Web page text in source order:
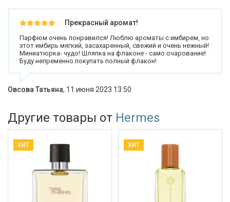
Прекрасный аромат!
Парфюм очень понравился! Люблю ароматы с имбирем, но
этот имбирь мягкий, засахаренный, свежий и очень нежный!
Миниатюрка- чудо! Шляпка на флаконе - само очарование!
Буду непременно покупать полный флакон!
Овсова Татьяна, 11 июня 2023 13:50
Другие товары от Hermes
ХИТ ХИТ